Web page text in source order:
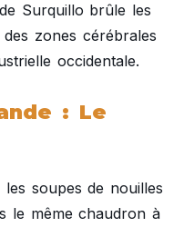
Surquillo brûle les
zones cérébrales
occidentale.
: Le
soupes de nouilles
le même chaudron à